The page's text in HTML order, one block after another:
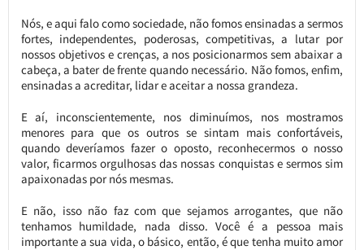
Nós, e aqui falo como sociedade, não fomos ensinadas a sermos
fortes, independentes, poderosas, competitivas, a lutar por
nossos objetivos e crenças, a nos posicionarmos sem abaixar a
cabeça, a bater de frente quando necessário. Não fomos, enfim,
ensinadas a acreditar, lidar e aceitar a nossa grandeza.
E aí, inconscientemente, nos diminuímos, nos mostramos
menores para que os outros se sintam mais confortáveis,
quando deveríamos fazer o oposto, reconhecermos o nosso
valor, ficarmos orgulhosas das nossas conquistas e sermos sim
apaixonadas por nós mesmas.
E não, isso não faz com que sejamos arrogantes, que não
tenhamos humildade, nada disso. Você é a pessoa mais
importante a sua vida, o básico, então, é que tenha muito amor